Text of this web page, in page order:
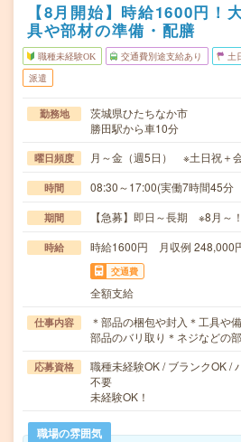
【8月開始】時給1600円！
具や部材の準備・配膳
職種未経験OK 交通費別途支給あり 土
派遣
勤務地
茨城県ひたちなか市
勝田駅から車10分
曜日頻度 月～金（週5日） ※土日祝＋
時間 08:30～17:00(実働7時間45
期間 【急募】即日～長期 ※8月～！
時給 時給1600円 月収例 248,000
交通費
全額支給
仕事内容
＊部品の梱包や封入＊工具や
部品のバリ取り＊ネジなど
応募資格
職種未経験OK / ブランクOK /
不要
未経験OK！
職場の雰囲気